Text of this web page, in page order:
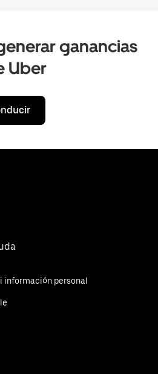
ganancias
Uber
información personal